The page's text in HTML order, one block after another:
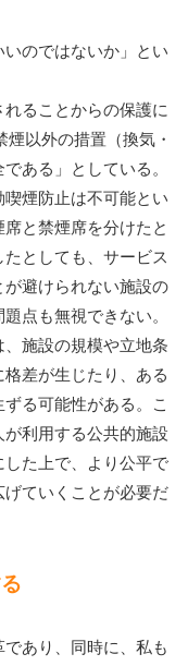
いのではないか」とい
ることからの保護に
以外の措置（換気・
ある」としている。
煙防止は不可能とい
と禁煙席を分けたと
としても、サービス
避けられない施設の
点も無視できない。
施設の規模や立地条
差が生じたり、ある
る可能性がある。こ
利用する公共的施設
た上で、より公平で
ていくことが必要だ
あり、同時に、私も